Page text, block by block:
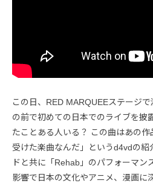
この日、RED MARQUEEステージ
の前で初めての日本でのライブを披
たことある人いる？ この曲はあの
受けた楽曲なんだ」というd4vdの紹
ドと共に「Rehab」のパフォーマン
影響で日本の文化やアニメ、漫画に